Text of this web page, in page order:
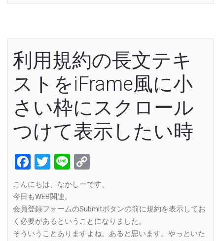
利用規約の長文テキ
ストをiFrame風に小
さい枠にスクロール
つけて表示したい時
Facebook
Twitter
Line
Link
こんにちは、なかしーです。
今日もWEB関連。
会員登録フォームのSubmitボタンの前に規約を表示してお
く必要があるということになりました。
そういうことありますよね。あると思います。やっといた